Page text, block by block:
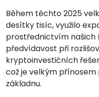
Během těchto 2025
desítky tisíc, využilo
prostřednictvím našich
předvídavost při
kryptoinvestičních
což je velkým přínosem
základnu.